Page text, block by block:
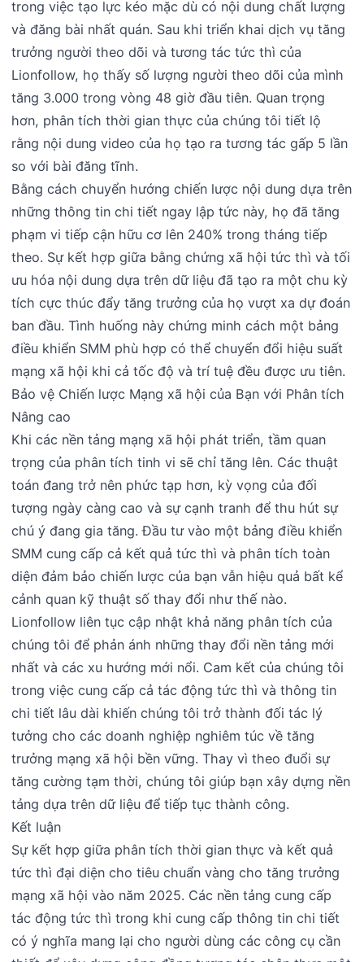
trong việc tạo lực kéo mặc dù có nội dung chất lượng
và đăng bài nhất quán. Sau khi triển khai dịch vụ tăng
trưởng người theo dõi và tương tác tức thì của
Lionfollow, họ thấy số lượng người theo dõi của mình
tăng 3.000 trong vòng 48 giờ đầu tiên. Quan trọng
hơn, phân tích thời gian thực của chúng tôi tiết lộ
rằng nội dung video của họ tạo ra tương tác gấp 5 lần
so với bài đăng tĩnh.
Bằng cách chuyển hướng chiến lược nội dung dựa trên
những thông tin chi tiết ngay lập tức này, họ đã tăng
phạm vi tiếp cận hữu cơ lên 240% trong tháng tiếp
theo. Sự kết hợp giữa bằng chứng xã hội tức thì và tối
ưu hóa nội dung dựa trên dữ liệu đã tạo ra một chu kỳ
tích cực thúc đẩy tăng trưởng của họ vượt xa dự đoán
ban đầu. Tình huống này chứng minh cách một bảng
điều khiển SMM phù hợp có thể chuyển đổi hiệu suất
mạng xã hội khi cả tốc độ và trí tuệ đều được ưu tiên.
Bảo vệ Chiến lược Mạng xã hội của Bạn với Phân tích
Nâng cao
Khi các nền tảng mạng xã hội phát triển, tầm quan
trọng của phân tích tinh vi sẽ chỉ tăng lên. Các thuật
toán đang trở nên phức tạp hơn, kỳ vọng của đối
tượng ngày càng cao và sự cạnh tranh để thu hút sự
chú ý đang gia tăng. Đầu tư vào một bảng điều khiển
SMM cung cấp cả kết quả tức thì và phân tích toàn
diện đảm bảo chiến lược của bạn vẫn hiệu quả bất kể
cảnh quan kỹ thuật số thay đổi như thế nào.
Lionfollow liên tục cập nhật khả năng phân tích của
chúng tôi để phản ánh những thay đổi nền tảng mới
nhất và các xu hướng mới nổi. Cam kết của chúng tôi
trong việc cung cấp cả tác động tức thì và thông tin
chi tiết lâu dài khiến chúng tôi trở thành đối tác lý
tưởng cho các doanh nghiệp nghiêm túc về tăng
trưởng mạng xã hội bền vững. Thay vì theo đuổi sự
tăng cường tạm thời, chúng tôi giúp bạn xây dựng nền
tảng dựa trên dữ liệu để tiếp tục thành công.
Kết luận
Sự kết hợp giữa phân tích thời gian thực và kết quả
tức thì đại diện cho tiêu chuẩn vàng cho tăng trưởng
mạng xã hội vào năm 2025. Các nền tảng cung cấp
tác động tức thì trong khi cung cấp thông tin chi tiết
có ý nghĩa mang lại cho người dùng các công cụ cần